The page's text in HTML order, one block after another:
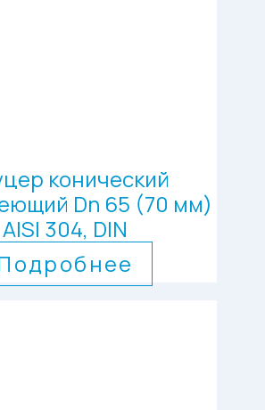
конический
Dn 65 (70 мм)
AISI 304, DIN